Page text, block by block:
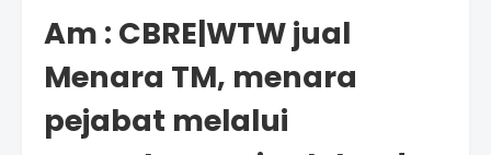
Am : CBRE|WTW jual
Menara TM, menara
pejabat melalui